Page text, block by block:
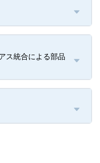
ス統合による部品